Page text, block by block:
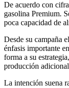
De acuerdo con
gasolina Premium.
poca capacidad de
Desde su campaña
énfasis importante
forma a su
producción
La intención suena